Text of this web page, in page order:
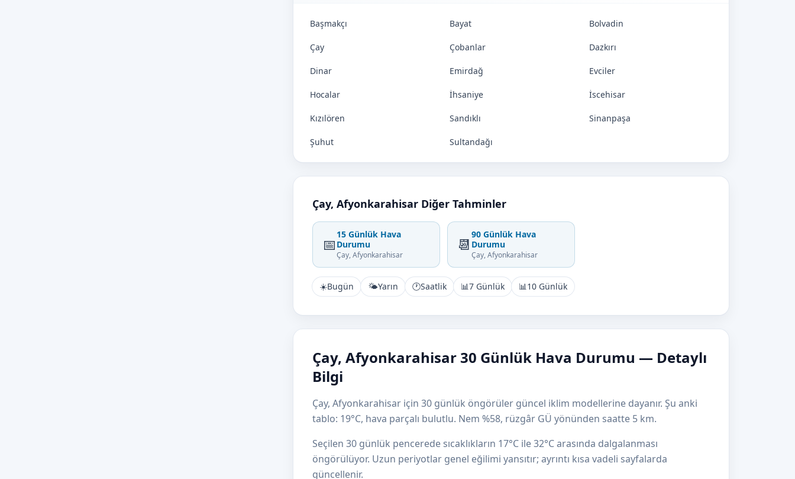
Başmakçı Bayat Bolvadin
Çay Çobanlar Dazkırı
Dinar Emirdağ Evciler
Hocalar İhsaniye İscehisar
Kızılören Sandıklı Sinanpaşa
Şuhut Sultandağı
Çay, Afyonkarahisar Diğer Tahminler
📅
15 Günlük Hava
Durumu
Çay, Afyonkarahisar
📆
90 Günlük Hava
Durumu
Çay, Afyonkarahisar
☀️Bugün 🌤️Yarın 🕐Saatlik 📊7 Günlük 📊10 Günlük
Çay, Afyonkarahisar 30 Günlük Hava Durumu — Detaylı
Bilgi
Çay, Afyonkarahisar için 30 günlük öngörüler güncel iklim modellerine dayanır. Şu anki
tablo: 19°C, hava parçalı bulutlu. Nem %58, rüzgâr GÜ yönünden saatte 5 km.
Seçilen 30 günlük pencerede sıcaklıkların 17°C ile 32°C arasında dalgalanması
öngörülüyor. Uzun periyotlar genel eğilimi yansıtır; ayrıntı kısa vadeli sayfalarda
güncellenir.